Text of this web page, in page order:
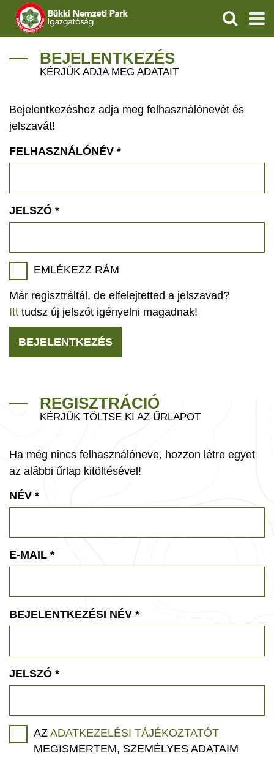
IGAZGATÓSÁG
VÍZVÉDELEM
ÖKOTURIZMUS
GEOPARKOK
KERESÉS
BEJELENTKEZÉS
KÉRJÜK ADJA MEG ADATAIT
Bejelentkezéshez adja meg felhasználónevét és
jelszavát!
FELHASZNÁLÓNÉV *
JELSZÓ *
EMLÉKEZZ RÁM
Már regisztráltál, de elfelejtetted a jelszavad?
Itt tudsz új jelszót igényelni magadnak!
BEJELENTKEZÉS
REGISZTRÁCIÓ
KÉRJÜK TÖLTSE KI AZ ŰRLAPOT
Ha még nincs felhasználóneve, hozzon létre egyet
az alábbi űrlap kitöltésével!
NÉV *
E-MAIL *
BEJELENTKEZÉSI NÉV *
JELSZÓ *
AZ ADATKEZELÉSI TÁJÉKOZTATÓT
MEGISMERTEM, SZEMÉLYES ADATAIM